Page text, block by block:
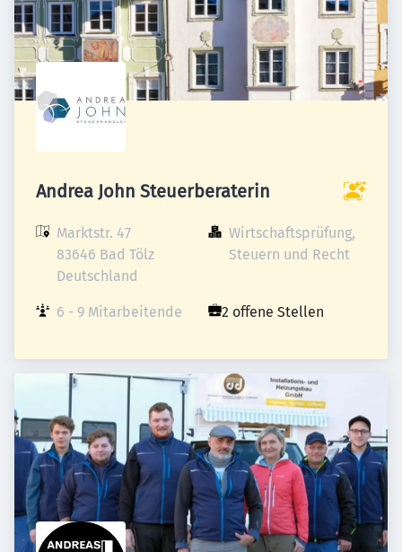
Andrea John Steuerberaterin
Marktstr. 47
83646 Bad Tölz
Deutschland
Wirtschaftsprüfung,
Steuern und Recht
6 - 9 Mitarbeitende 2 offene Stellen